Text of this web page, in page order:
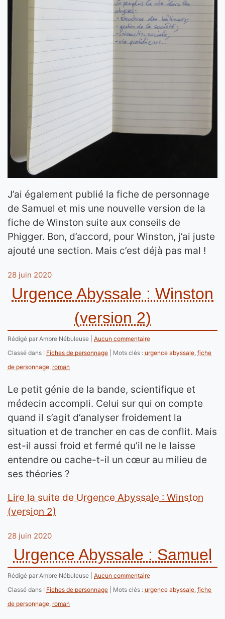
J’ai également publié la fiche de personnage
de Samuel et mis une nouvelle version de la
fiche de Winston suite aux conseils de
Phigger. Bon, d’accord, pour Winston, j’ai juste
ajouté une section. Mais c’est déjà pas mal !
28 juin 2020
Urgence Abyssale : Winston
(version 2)
Rédigé par Ambre Nébuleuse
Aucun commentaire
Classé dans : Fiches de personnage Mots clés : urgence abyssale, fiche
de personnage, roman
Le petit génie de la bande, scientifique et
médecin accompli. Celui sur qui on compte
quand il s’agit d’analyser froidement la
situation et de trancher en cas de conflit. Mais
est-il aussi froid et fermé qu’il ne le laisse
entendre ou cache-t-il un cœur au milieu de
ses théories ?
Lire la suite de Urgence Abyssale : Winston
(version 2)
28 juin 2020
Urgence Abyssale : Samuel
Rédigé par Ambre Nébuleuse
Aucun commentaire
Classé dans : Fiches de personnage Mots clés : urgence abyssale, fiche
de personnage, roman